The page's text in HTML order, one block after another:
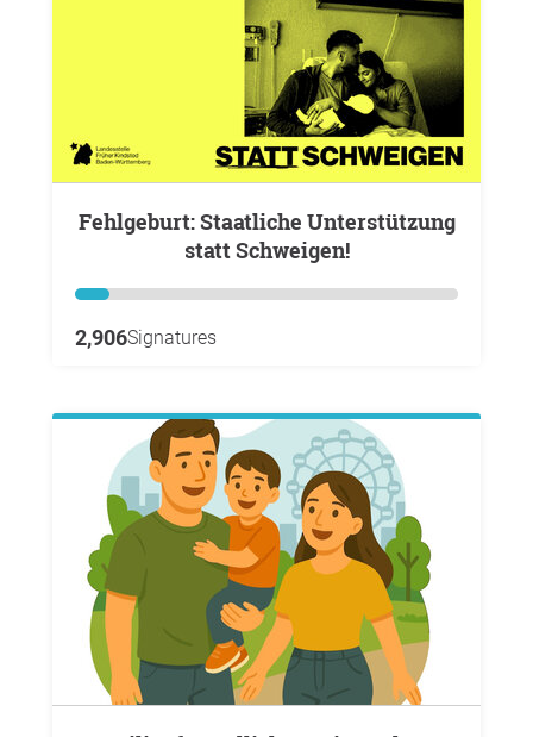
Fehlgeburt: Staatliche Unterstützung
statt Schweigen!
2,906Signatures